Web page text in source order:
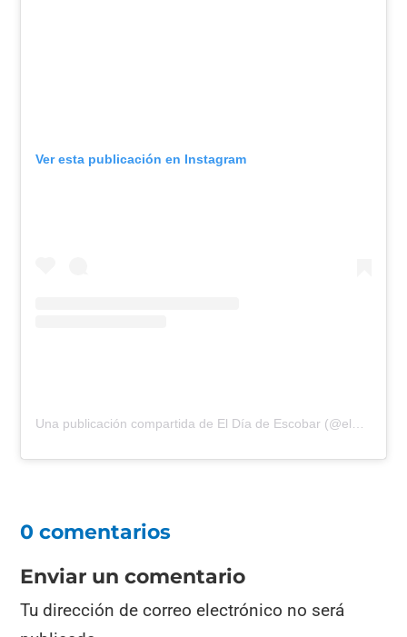
Ver esta publicación en Instagram
0 comentarios
Enviar un comentario
Tu dirección de correo electrónico no será